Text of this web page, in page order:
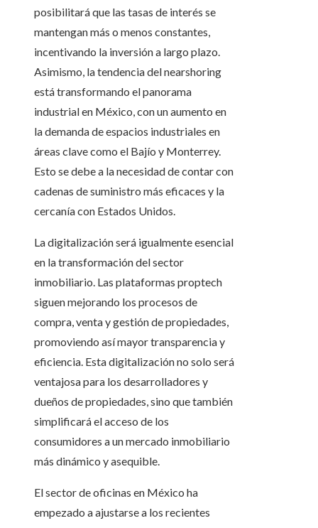
posibilitará que las tasas de interés se
mantengan más o menos constantes,
incentivando la inversión a largo plazo.
Asimismo, la tendencia del nearshoring
está transformando el panorama
industrial en México, con un aumento en
la demanda de espacios industriales en
áreas clave como el Bajío y Monterrey.
Esto se debe a la necesidad de contar con
cadenas de suministro más eficaces y la
cercanía con Estados Unidos.
La digitalización será igualmente esencial
en la transformación del sector
inmobiliario. Las plataformas proptech
siguen mejorando los procesos de
compra, venta y gestión de propiedades,
promoviendo así mayor transparencia y
eficiencia. Esta digitalización no solo será
ventajosa para los desarrolladores y
dueños de propiedades, sino que también
simplificará el acceso de los
consumidores a un mercado inmobiliario
más dinámico y asequible.
El sector de oficinas en México ha
empezado a ajustarse a los recientes